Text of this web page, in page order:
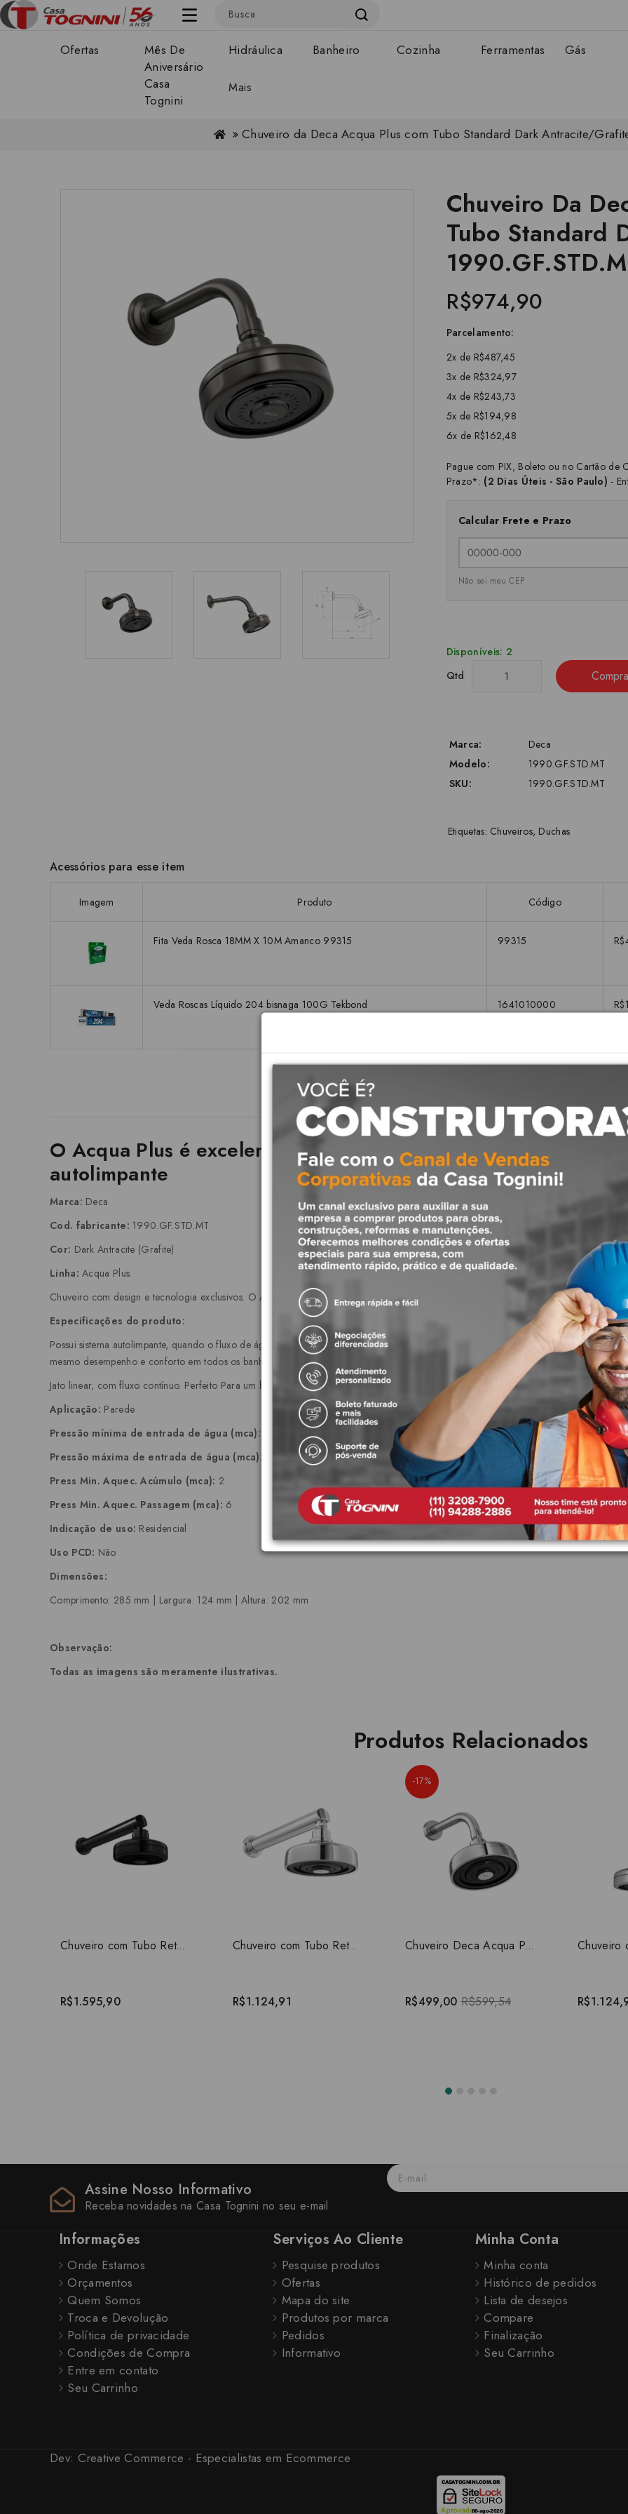
Ofertas
Mês De
Aniversário
Casa
Tognini
Hidráulica Banheiro Cozinha Ferramentas Gás
Mais
Chuveiro da Deca Acqua Plus com Tubo Standard Dark Antracite/
Chuveiro Da
Tubo Standard
R$974,90
Parcelamento:
2x de R$487,45
3x de R$324,97
4x de R$243,73
5x de R$194,98
6x de R$162,48
Pague com PIX, Boleto ou no Cartão de
Prazo*: (2 Dias Úteis - São Paulo) -
Calcular Frete e Prazo
Não sei meu CEP
Disponíveis: 2
Qtd
Marca:
Deca
Modelo:
1990.GF.STD.MT
SKU:
1990.GF.STD.MT
Etiquetas: Chuveiros, Duchas
Acessórios para esse item
Imagem Produto Código
Fita Veda Rosca 18MM X 10M Amanco 99315 99315
Veda Roscas Líquido 204 bisnaga 100G Tekbond 1641010000
O Acqua Plus é excelente opção para baixa e alta pressão
autolimpante
Marca: Deca
Cod. fabricante: 1990.GF.STD.MT
Cor: Dark Antracite (Grafite)
Linha: Acqua Plus.
Chuveiro com design e tecnologia exclusivos. O Acqua Plus é excelente opção para baixa e alta pressão, fornecendo um banho
Especificações do produto:
Possui sistema autolimpante, quando o fluxo de água é fechado, o sistema de pinos encaixa no crivo que limpam automaticamente.
mesmo desempenho e conforto em todos os banhos.
Jato linear, com fluxo contínuo. Perfeito Para um banho com maior conforto.
Aplicação: Parede
Pressão mínima de entrada de água (mca):
Pressão máxima de entrada de água (mca):
Press Min. Aquec. Acúmulo (mca): 2
Press Min. Aquec. Passagem (mca): 6
Indicação de uso: Residencial
Uso PCD: Não
Dimensões:
Comprimento: 285 mm | Largura: 124 mm | Altura: 202 mm
Observação:
Todas as imagens são meramente ilustrativas.
Produtos Relacionados
Chuveiro com Tubo Reto Parede Deca Acqua Plus Black Noir 1990.BL.CT.NO
R$1.595,90
Chuveiro com Tubo Reto Parede Deca Acqua Plus Cromado 1990.C.CT
R$1.124,91
-17%
Chuveiro Deca Acqua Plus Com Tubo Curvo 1990.C.STD
R$499,00 R$599,54
Assine Nosso Informativo
Receba novidades na Casa Tognini no seu e-mail
Informações
Onde Estamos
Orçamentos
Quem Somos
Troca e Devolução
Política de privacidade
Condições de Compra
Entre em contato
Seu Carrinho
Serviços Ao Cliente
Pesquise produtos
Ofertas
Mapa do site
Produtos por marca
Pedidos
Informativo
Minha Conta
Minha conta
Histórico de pedidos
Lista de desejos
Compare
Finalização
Seu Carrinho
Dev: Creative Commerce - Especialistas em Ecommerce